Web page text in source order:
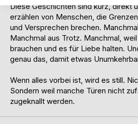
Diese Geschichten sind kurz, direkt
erzählen von Menschen, die
und Versprechen brechen.
Manchmal aus Trotz. Manchmal,
brauchen und es für Liebe halten.
genau das, damit etwas
Wenn alles vorbei ist, wird es still.
Sondern weil manche Türen nicht
zugeknallt werden.